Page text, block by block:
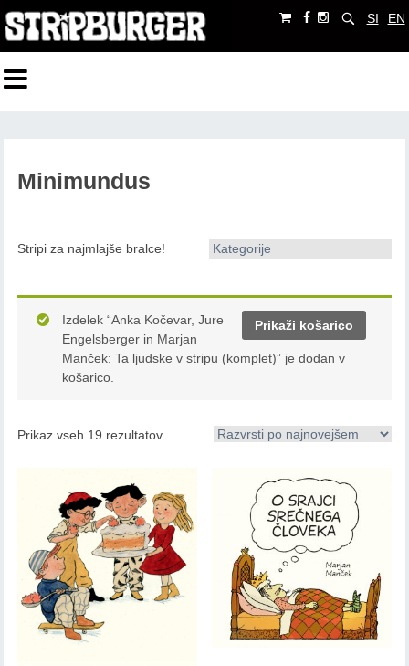
SI EN
Minimundus
Kategorije
Stripi za najmlajše bralce!
Prikaži košarico
Izdelek “Anka Kočevar, Jure
Engelsberger in Marjan
Manček: Ta ljudske v stripu (komplet)” je dodan v
košarico.
Prikaz vseh 19 rezultatov